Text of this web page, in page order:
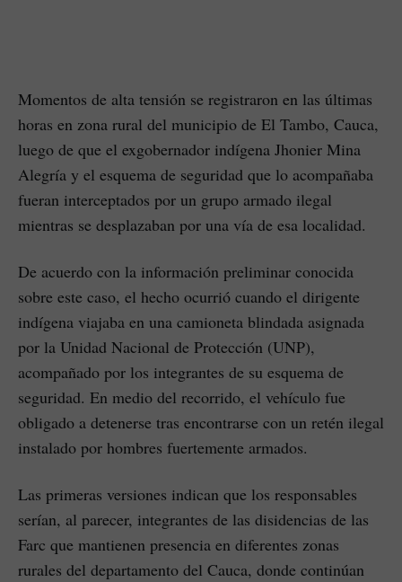
Momentos de alta tensión se registraron en las últimas
horas en zona rural del municipio de El Tambo, Cauca,
luego de que el exgobernador indígena Jhonier Mina
Alegría y el esquema de seguridad que lo acompañaba
fueran interceptados por un grupo armado ilegal
mientras se desplazaban por una vía de esa localidad.
De acuerdo con la información preliminar conocida
sobre este caso, el hecho ocurrió cuando el dirigente
indígena viajaba en una camioneta blindada asignada
por la Unidad Nacional de Protección (UNP),
acompañado por los integrantes de su esquema de
seguridad. En medio del recorrido, el vehículo fue
obligado a detenerse tras encontrarse con un retén ilegal
instalado por hombres fuertemente armados.
Las primeras versiones indican que los responsables
serían, al parecer, integrantes de las disidencias de las
Farc que mantienen presencia en diferentes zonas
rurales del departamento del Cauca, donde continúan